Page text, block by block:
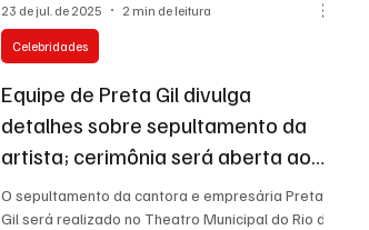
Equipe de Preta Gil divulga
detalhes sobre sepultamento da
artista; cerimônia será aberta ao
público no RJ
O sepultamento da cantora e empresária Preta
Gil será realizado no Theatro Municipal do Rio de
Celebridades
23 de jul. de 2025 2 min de leitura